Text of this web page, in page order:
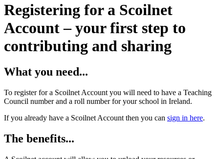
Registering for a Scoilnet
Account – your first step to
contributing and sharing
What you need...
To register for a Scoilnet Account you will need to have a Teaching
Council number and a roll number for your school in Ireland.
If you already have a Scoilnet Account then you can sign in here.
The benefits...